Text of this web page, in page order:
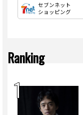
セブンネット
ショッピング
Ranking